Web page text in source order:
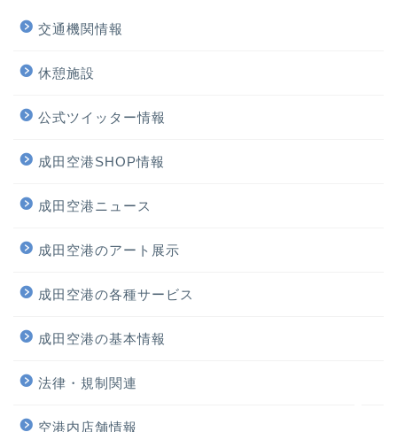
交通機関情報
休憩施設
公式ツイッター情報
成田空港SHOP情報
成田空港ニュース
成田空港のアート展示
成田空港の各種サービス
成田空港の基本情報
法律・規制関連
空港内店舗情報